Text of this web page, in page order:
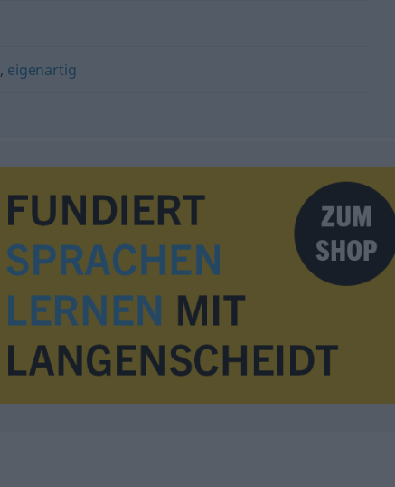
, eigenartig